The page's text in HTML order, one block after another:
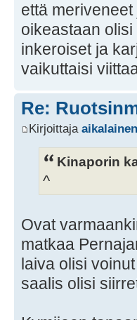
että
oikeastaan
inkeroiset ja
vaikuttaisi
Re:
Kirjoittaja aikalainen
Kinaporin
^
Ovat
matkaa
laiva olisi
saalis olisi